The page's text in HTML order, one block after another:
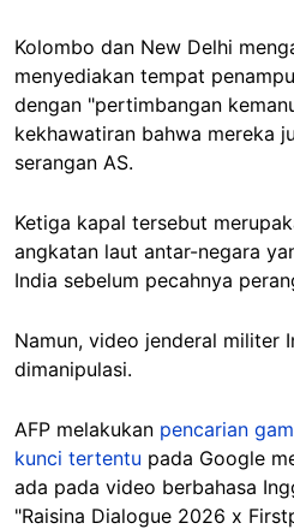
Kolombo dan New Delhi
menyediakan tempat
dengan "pertimbangan
kekhawatiran bahwa mereka
serangan AS.
Ketiga kapal tersebut
angkatan laut antar-negara
India sebelum pecahnya
Namun, video jenderal militer
dimanipulasi.
AFP melakukan pencarian
kunci tertentu pada Google
ada pada video berbahasa
"Raisina Dialogue 2026 x